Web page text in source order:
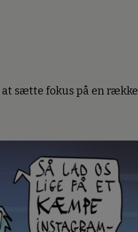
sætte fokus på en række